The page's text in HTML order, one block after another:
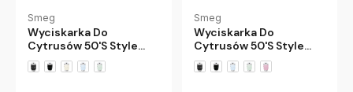
Smeg
Wyciskarka Do
Cytrusów 50'S Style
Biała Smeg
Smeg
Wyciskarka Do
Cytrusów 50'S Style
Kremowa Smeg